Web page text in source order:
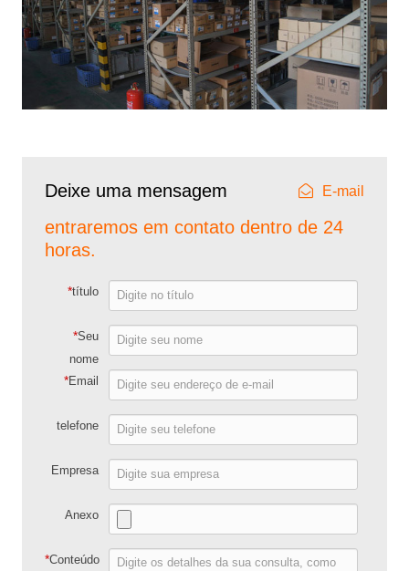
Deixe uma mensagem E-mail
entraremos em contato dentro de 24
horas.
*título
*Seu
nome
*Email
telefone
Empresa
Anexo
*Conteúdo